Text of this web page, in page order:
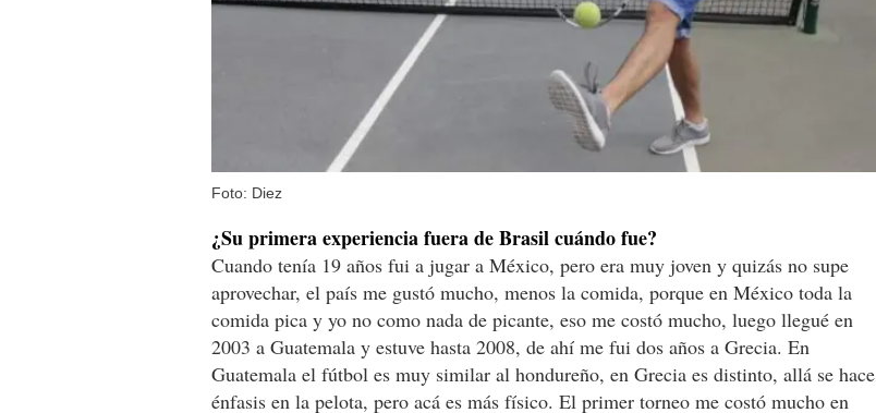
Foto: Diez
¿Su primera experiencia fuera de Brasil cuándo fue?
Cuando tenía 19 años fui a jugar a México, pero era muy joven y quizás no supe
aprovechar, el país me gustó mucho, menos la comida, porque en México toda la
comida pica y yo no como nada de picante, eso me costó mucho, luego llegué en
2003 a Guatemala y estuve hasta 2008, de ahí me fui dos años a Grecia. En
Guatemala el fútbol es muy similar al hondureño, en Grecia es distinto, allá se hace
énfasis en la pelota, pero acá es más físico. El primer torneo me costó mucho en